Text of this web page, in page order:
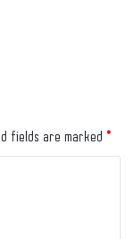
fields are marked *